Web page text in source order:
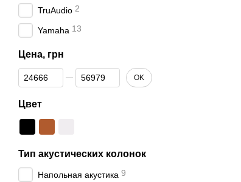
TruAudio 2
Yamaha 13
Цена, грн
От Цена, грн
До Цена, грн OK
Цвет
Тип акустических колонок
Напольная акустика 9